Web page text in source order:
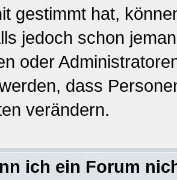
gestimmt hat,
jedoch schon
oder
dass
verändern.
ich ein Forum